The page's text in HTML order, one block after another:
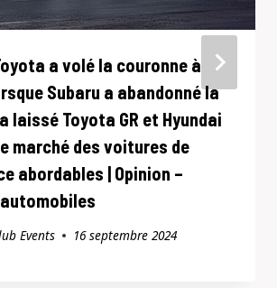
a volé la couronne à
Subaru a abandonné la
laissé Toyota GR et Hyundai
marché des voitures de
abordables | Opinion –
Events 16 septembre 2024